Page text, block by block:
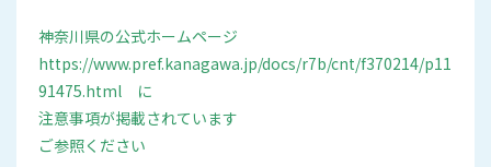
神奈川県の公式ホームページ
https://www.pref.kanagawa.jp/docs/r7b/cnt/f370214/p11
91475.html に
注意事項が掲載されています
ご参照ください